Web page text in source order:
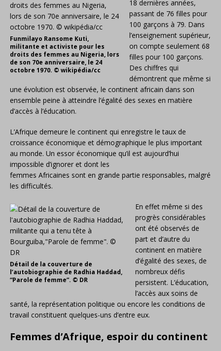
Funmilayo Ransome Kuti,
militante et activiste pour les
droits des femmes au Nigeria, lors
de son 70e anniversaire, le 24
octobre 1970. © wikipédia/cc
18 dernières années,
passant de 76 filles pour
100 garçons à 79. Dans
l’enseignement supérieur,
on compte seulement 68
filles pour 100 garçons.
Des chiffres qui
démontrent que même si
une évolution est observée, le continent africain dans son
ensemble peine à atteindre l’égalité des sexes en matière
d’accès à l’éducation.
L’Afrique demeure le continent qui enregistre le taux de
croissance économique et démographique le plus important
au monde. Un essor économique qu’il est aujourd’hui
impossible d’ignorer et dont les
femmes Africaines sont en grande partie responsables, malgré
les difficultés.
Détail de la couverture de
l’autobiographie de Radhia Haddad,
“Parole de femme”. © DR
En effet même si des
progrès considérables
ont été observés de
part et d’autre du
continent en matière
d’égalité des sexes, de
nombreux défis
persistent. L’éducation,
l’accès aux soins de
santé, la représentation politique ou encore les conditions de
travail constituent quelques-uns d’entre eux.
Femmes d’Afrique, espoir du continent